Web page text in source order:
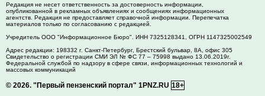
Редакция не несет ответственность за достоверность информации,
опубликованной в рекламных объявлениях и сообщениях информационных
агентств. Редакция не предоставляет справочной информации. Перепечатка
материалов только по согласованию с редакцией.
Учредитель ООО "Информационное Бюро". ИНН 7325128341, ОГРН 1147325002549
Адрес редакции: 198332 г. Санкт-Петербург, Брестский бульвар, 8А, офис 305
Свидетельство о регистрации СМИ ЭЛ № ФС 77 – 75998 выдано 13.06.2019г.
Федеральной службой по надзору в сфере связи, информационных технологий и
массовых коммуникаций
© 2026. "Первый пензенский портал" 1PNZ.RU 18+